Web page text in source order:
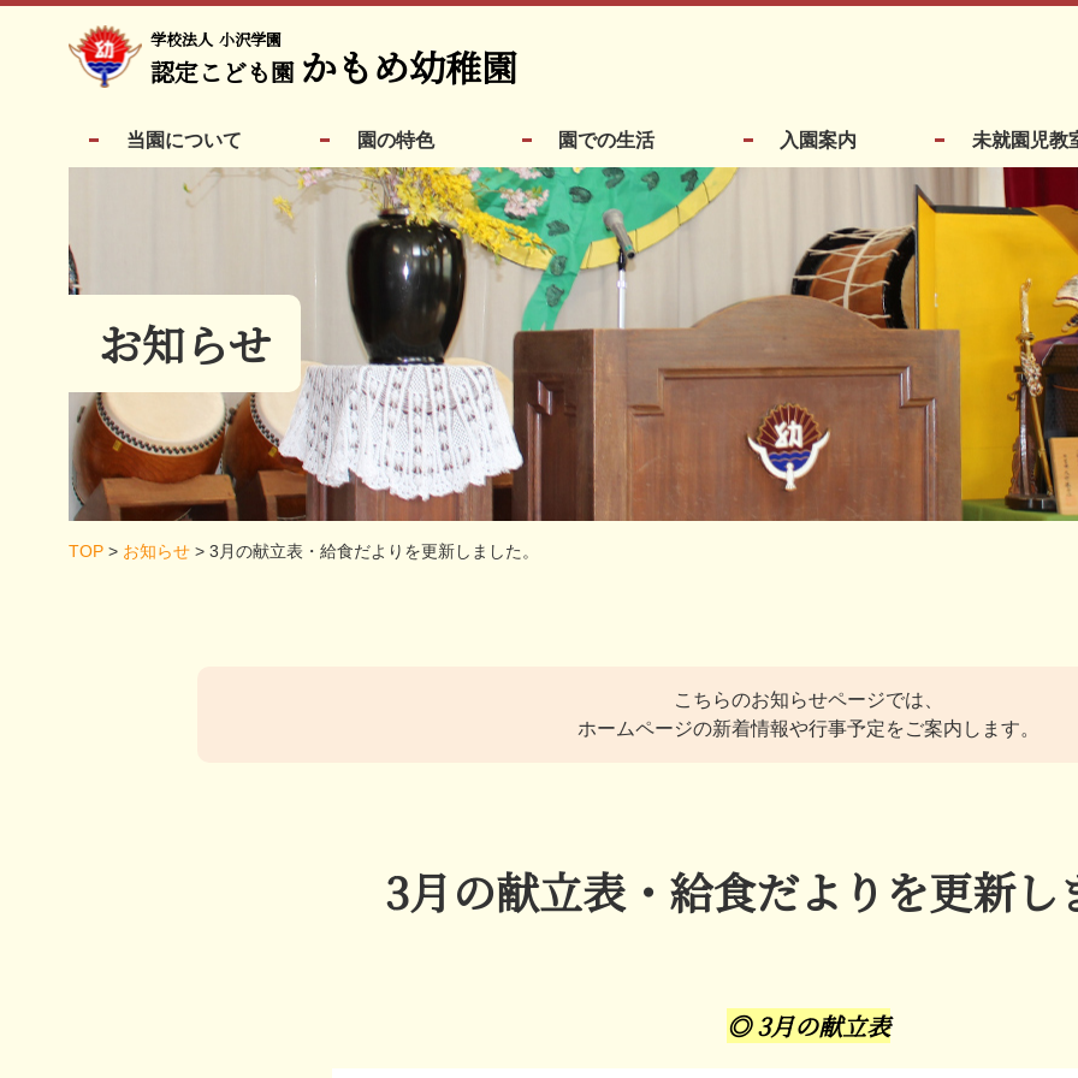
学校法人 小沢学園
認定こども園 かもめ幼稚園
当園について 園の特色 園での生活 入園案内 未就園児教
お知らせ
TOP > お知らせ > 3月の献立表・給食だよりを更新しました。
こちらのお知らせページでは、
ホームページの新着情報や行事予定をご案内します。
3月の献立表・給食だよりを更新し
◎ 3月の献立表